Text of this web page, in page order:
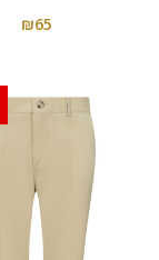
₪65